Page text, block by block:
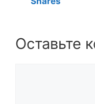
Оставьте